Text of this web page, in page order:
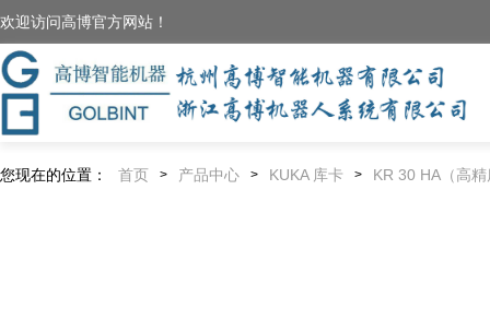
欢迎访问高博官方网站！
您现在的位置： 首页 > 产品中心 > KUKA 库卡 > KR 30 HA（高